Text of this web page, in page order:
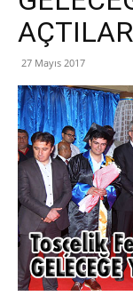
27 Mayıs 2017